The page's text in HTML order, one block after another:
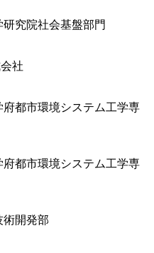
究院社会基盤部門
社
都市環境システム工学専
都市環境システム工学専
術開発部